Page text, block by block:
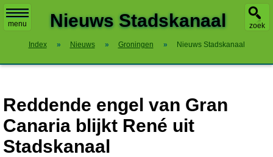
menu zoek
Nieuws Stadskanaal
Index » Nieuws » Groningen » Nieuws Stadskanaal
Reddende engel van Gran
Canaria blijkt René uit
Stadskanaal